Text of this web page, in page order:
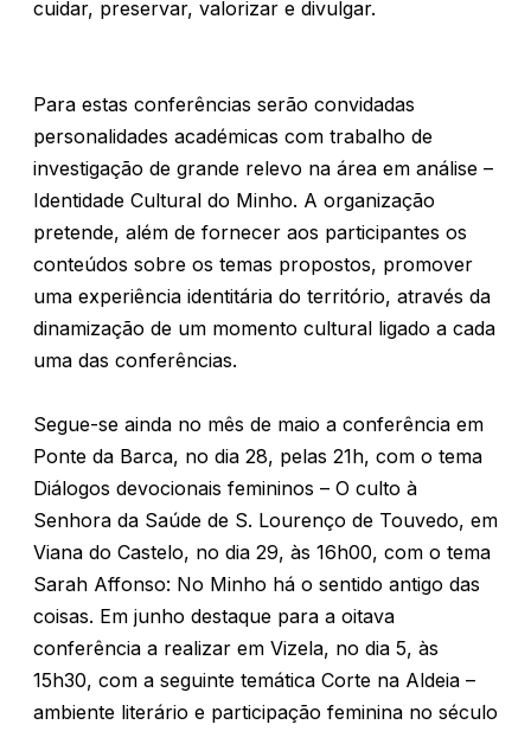
cuidar, preservar, valorizar e divulgar.
Para estas conferências serão convidadas
personalidades académicas com trabalho de
investigação de grande relevo na área em análise –
Identidade Cultural do Minho. A organização
pretende, além de fornecer aos participantes os
conteúdos sobre os temas propostos, promover
uma experiência identitária do território, através da
dinamização de um momento cultural ligado a cada
uma das conferências.
Segue-se ainda no mês de maio a conferência em
Ponte da Barca, no dia 28, pelas 21h, com o tema
Diálogos devocionais femininos – O culto à
Senhora da Saúde de S. Lourenço de Touvedo, em
Viana do Castelo, no dia 29, às 16h00, com o tema
Sarah Affonso: No Minho há o sentido antigo das
coisas. Em junho destaque para a oitava
conferência a realizar em Vizela, no dia 5, às
15h30, com a seguinte temática Corte na Aldeia –
ambiente literário e participação feminina no século